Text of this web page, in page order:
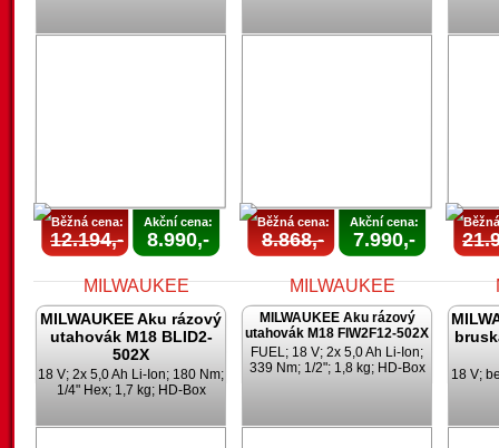
Běžná cena:
12.194,-
Akční cena:
8.990,-
Běžná cena:
8.868,-
Akční cena:
7.990,-
MILWAUKEE Aku rázový
utahovák M18 BLID2-
502X
18 V; 2x 5,0 Ah Li-Ion; 180 Nm;
1/4" Hex; 1,7 kg; HD-Box
MILWAUKEE Aku rázový
utahovák M18 FIW2F12-502X
FUEL; 18 V; 2x 5,0 Ah Li-Ion;
339 Nm; 1/2"; 1,8 kg; HD-Box
18 V;